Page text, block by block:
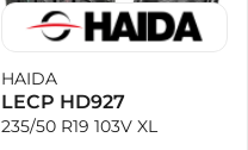
HAIDA
LECP HD927
235/50 R19 103V XL